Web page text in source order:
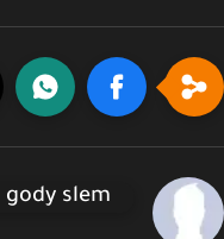
gody slem